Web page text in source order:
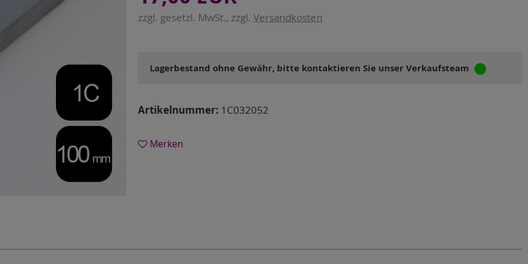
zzgl. gesetzl. MwSt., zzgl. Versandkosten
Lagerbestand ohne Gewähr, bitte kontaktieren Sie unser Verkaufsteam
Artikelnummer: 1C032052
Merken